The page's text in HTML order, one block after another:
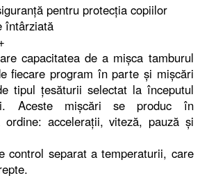
pentru protecția copiilor
întârziată
capacitatea de a mișca tamburul
fiecare program în parte și mișcări
tipul țesăturii selectat la începutul
Aceste mișcări se produc în
ordine: accelerații, viteză, pauză și
control separat a temperaturii, care